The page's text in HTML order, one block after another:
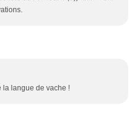
la langue de vache !